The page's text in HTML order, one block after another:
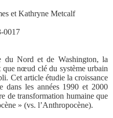
et Kathryne Metcalf
0017
du Nord et de Washington, la
nœud clé du système urbain
Cet article étudie la croissance
dans les années 1990 et 2000
de transformation humaine que
» (vs. l’Anthropocène).